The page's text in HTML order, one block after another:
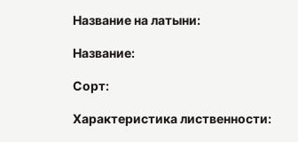
Название на латыни:
Название:
Сорт:
Характеристика лиственности: